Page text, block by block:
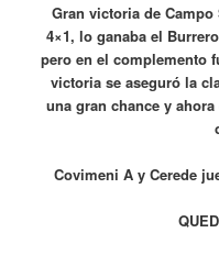
Gran victoria de
4×1, lo ganaba el
pero en el complemento
victoria se aseguró la
una gran chance y
Covimeni A y Cerede